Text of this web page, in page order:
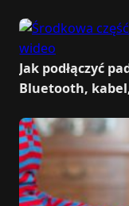
Jak podłączyć
Bluetooth,